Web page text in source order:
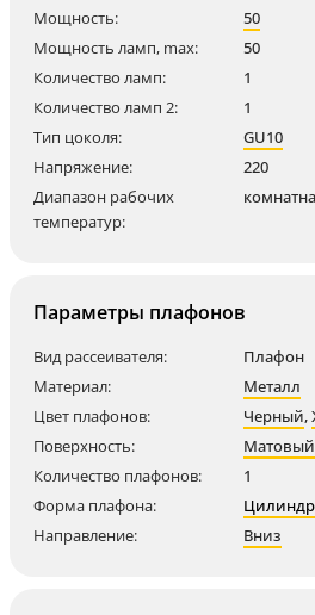
Мощность:
50
Мощность ламп, max:
50
Количество ламп:
1
Количество ламп 2:
1
Тип цоколя:
GU10
Напряжение:
220
Диапазон рабочих
температур:
Параметры плафонов
Вид рассеивателя:
Плафон
Материал:
Металл
Цвет плафонов:
Черный,
Поверхность:
Матовый
Количество плафонов:
1
Форма плафона:
Цилиндр
Направление:
Вниз